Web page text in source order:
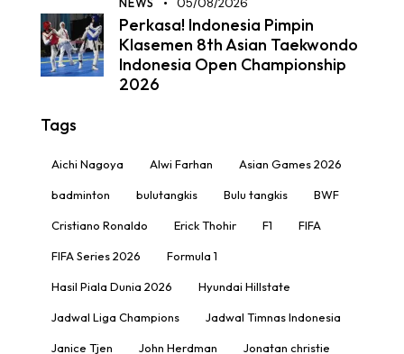
05/08/2026
Perkasa! Indonesia Pimpin
Klasemen 8th Asian Taekwondo
Indonesia Open Championship
2026
Tags
Aichi Nagoya Alwi Farhan Asian Games 2026
badminton bulutangkis Bulu tangkis BWF
Cristiano Ronaldo Erick Thohir F1 FIFA
FIFA Series 2026 Formula 1
Hasil Piala Dunia 2026 Hyundai Hillstate
Jadwal Liga Champions Jadwal Timnas Indonesia
Janice Tjen John Herdman Jonatan christie